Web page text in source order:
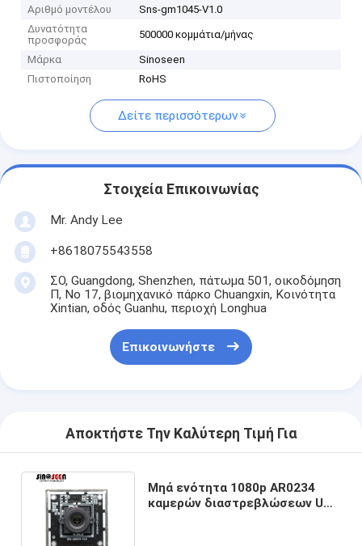
Αριθμό μοντέλου
Sns-gm1045-V1.0
Δυνατότητα
προσφοράς
500000 κομμάτια/μήνας
Μάρκα
Sinoseen
Πιστοποίηση
RoHS
Δείτε περισσότερων
Στοιχεία Επικοινωνίας
Mr. Andy Lee
+8618075543558
ΣΟ, Guangdong, Shenzhen, πάτωμα 501, οικοδόμηση
Π, Νο 17, βιομηχανικό πάρκο Chuangxin, Κοινότητα
Xintian, οδός Guanhu, περιοχή Longhua
Επικοινωνήστε
Αποκτήστε Την Καλύτερη Τιμή Για
Μηά ενότητα 1080p AR0234
καμερών διαστρεβλώσεων USB